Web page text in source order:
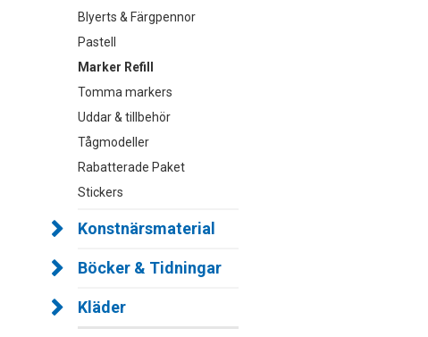
Blyerts & Färgpennor
Pastell
Marker Refill
Tomma markers
Uddar & tillbehör
Tågmodeller
Rabatterade Paket
Stickers
Konstnärsmaterial
Böcker & Tidningar
Kläder